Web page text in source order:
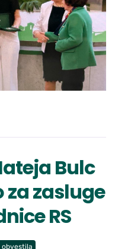
Bulc
zasluge
RS
obvestila